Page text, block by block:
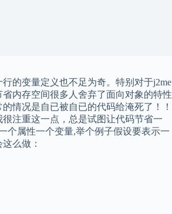
的变量定义也不足为奇。特别对于j2me
内存空间很多人舍弃了面向对象的特性
情况是自已被自已的代码给淹死了！！
注重这一点，总是试图让代码节省一
个属性一个变量,举个例子假设要表示一
么做：